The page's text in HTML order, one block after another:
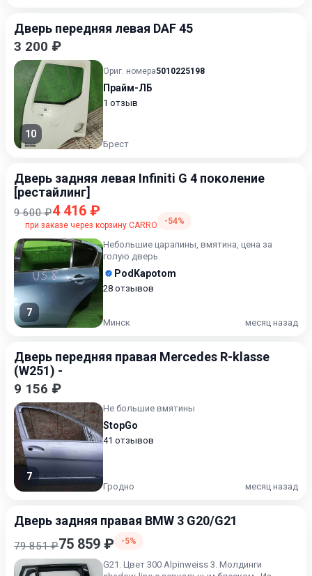
Дверь передняя левая DAF 45
3 200 ₽
10
Ориг. номера5010225198
Прайм-ЛБ
1 отзыв
Брест
Дверь задняя левая Infiniti G 4 поколение
[рестайлинг]
9 600 ₽4 416 ₽
при заказе через корзину CARRO -54%
7
Небольшие царапины, вмятина, цена за
голую дверь
PodKapotom
28 отзывов
Минск месяц назад
Дверь передняя правая Mercedes R-klasse
(W251) -
9 156 ₽
7
Не большие вмятины
StopGo
41 отзывов
Гродно месяц назад
Дверь задняя правая BMW 3 G20/G21
79 851 ₽75 859 ₽ -5%
G21. Цвет 300 Alpinweiss 3. Молдинги